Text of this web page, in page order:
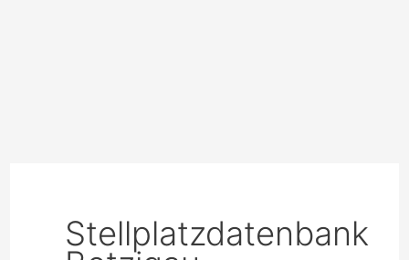
Stellplatzdatenbank